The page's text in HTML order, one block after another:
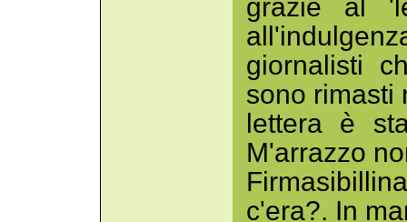
grazie al
giornalisti
sono rimasti
lettera è
M'arrazzo
c'era?. In